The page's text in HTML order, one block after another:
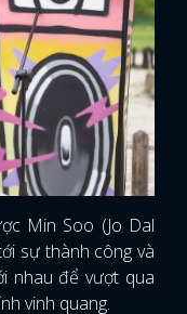
Min Soo (Jo Dal
sự thành công và
nhau để vượt qua
vinh quang.